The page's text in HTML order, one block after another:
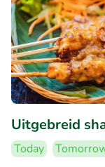
Uitgebreid
Today